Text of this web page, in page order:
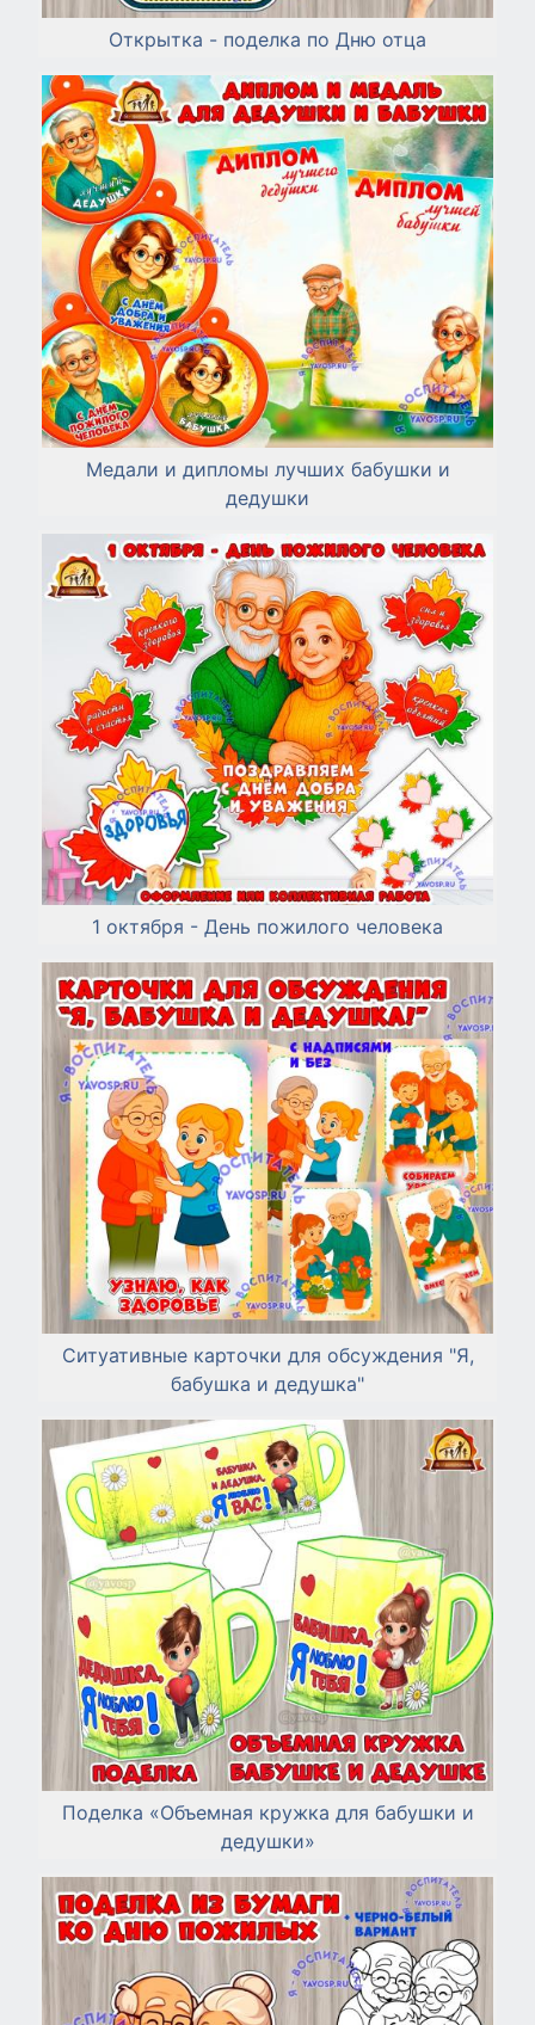
Открытка - поделка по Дню отца
Медали и дипломы лучших бабушки и
дедушки
1 октября - День пожилого человека
Ситуативные карточки для обсуждения "Я,
бабушка и дедушка"
Поделка «Объемная кружка для бабушки и
дедушки»